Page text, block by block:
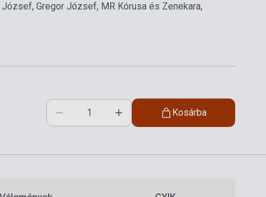
Gregor József, MR Kórusa és Zenekara,
Kosárba